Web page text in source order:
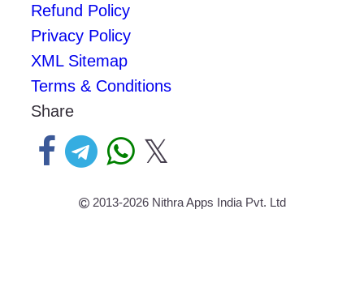
Refund Policy
Privacy Policy
XML Sitemap
Terms & Conditions
Share
𝕏
2013-2026 Nithra Apps India Pvt. Ltd